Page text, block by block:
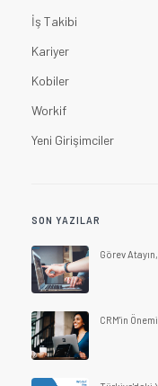
İş Takibi
Kariyer
Kobiler
Workif
Yeni Girişimciler
SON YAZILAR
Görev
CRM'in